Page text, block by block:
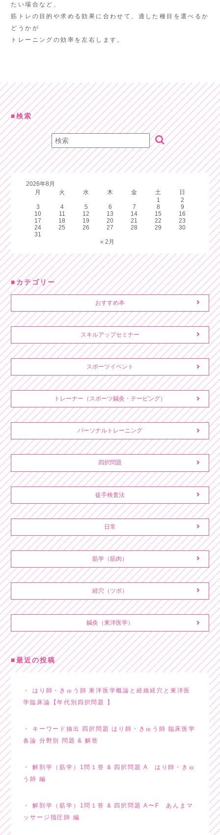
たい場合など、
筋トレの目的や求める効果に合わせて、適した種目を選べるか
どうかが
トレーニングの効率を左右します。
検索
2026年8月
月
火 水 木 金 土
日
1
2
3
4 5 6 7 8
9
10
11 12 13 14 15
16
17
18 19 20 21 22
23
24
25 26 27 28 29
30
31
« 2月
カテゴリー
おすすめ本
スキルアップセミナー
スポーツイベント
トレーナー（スポーツ鍼灸・テーピング）
パーソナルトレーニング
四択問題
徒手検査法
日常
筋学（筋肉）
経穴（ツボ）
鍼灸（東洋医学）
最近の投稿
はり師・きゅう師 東洋医学概論と経絡経穴と東洋医
学臨床論【年代別四択問題 】
キーワード抽出 四択問題 はり師・きゅう師 臨床医学
各論 分野別 問題 & 解答
解剖学（筋学）1問１答 & 四択問題 A はり師・きゅ
う師 編
解剖学（筋学）1問１答 & 四択問題 A〜F あんまマ
ッサージ指圧師 編